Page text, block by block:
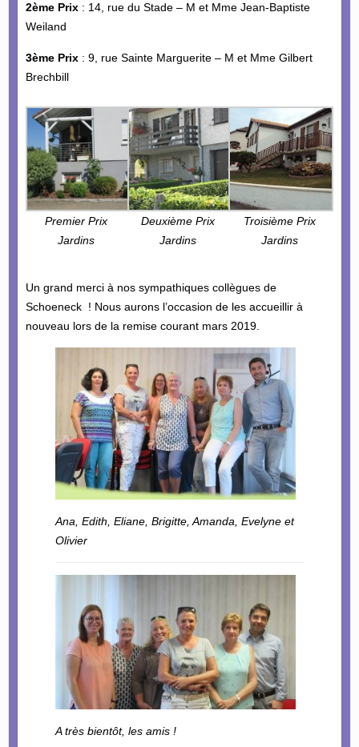
2ème Prix: 14, rue du Stade – M et Mme Jean-Baptiste
Weiland
3ème Prix: 9, rue Sainte Marguerite – M et Mme Gilbert
Brechbill
Premier Prix
Jardins
Deuxième Prix
Jardins
Troisième Prix
Jardins
Un grand merci à nos sympathiques collègues de
Schoeneck ! Nous aurons l’occasion de les accueillir à
nouveau lors de la remise courant mars 2019.
Ana, Edith, Eliane, Brigitte, Amanda, Evelyne et
Olivier
A très bientôt, les amis !